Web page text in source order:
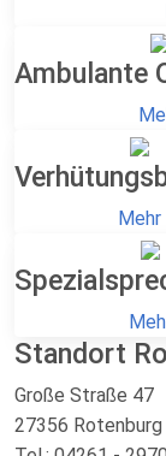
Ambulante
Mehr
Standort
Große Straße 47
27356